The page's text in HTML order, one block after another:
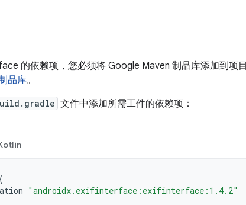
的依赖项，您必须将 Google Maven 制品库添加到项
品库。
文件中添加所需工件的依赖项：
"androidx.exifinterface:exifinterface:1.4.2"